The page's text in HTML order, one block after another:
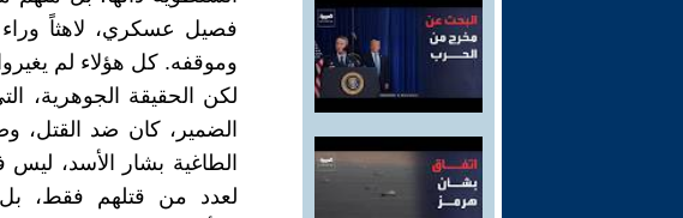
فصيل عسكري، لاهثاً
وموقفه. كل هؤلاء لم
لكن الحقيقة الجوهرية،
الضمير، كان ضد القتل،
الطاغية بشار الأسد،
لعدد من قتلهم فقط، بل